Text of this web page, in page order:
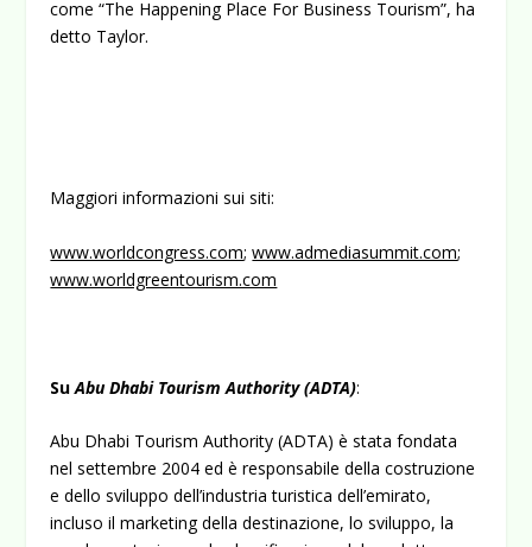
come “The Happening Place For Business Tourism”, ha
detto Taylor.
Maggiori informazioni sui siti:
www.worldcongress.com;www.admediasummit.com;
www.worldgreentourism.com
SuAbu Dhabi Tourism Authority (ADTA):
Abu Dhabi Tourism Authority (ADTA) è stata fondata
nel settembre 2004 ed è responsabile della costruzione
e dello sviluppo dell’industria turistica dell’emirato,
incluso il marketing della destinazione, lo sviluppo, la